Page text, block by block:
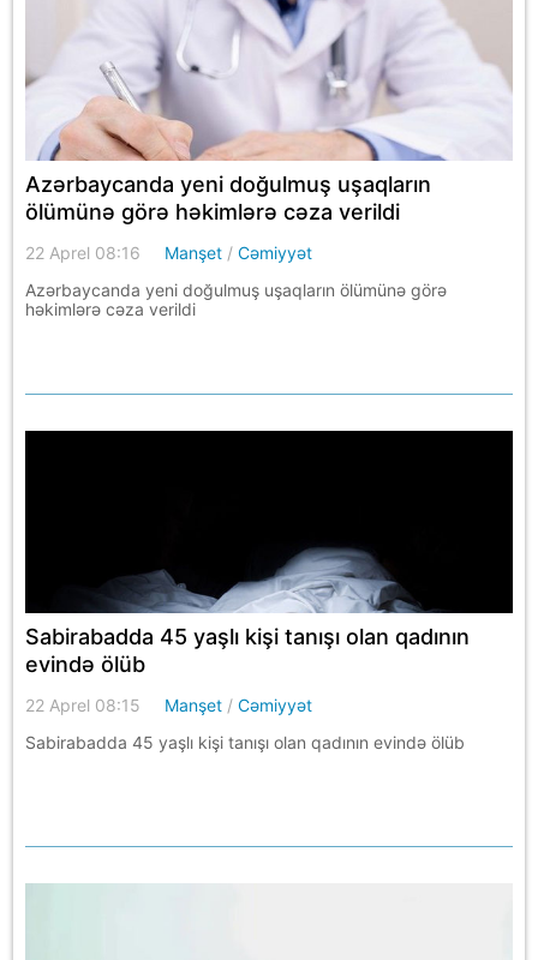
Azərbaycanda yeni doğulmuş uşaqların
ölümünə görə həkimlərə cəza verildi
22 Aprel 08:16 Manşet /Cəmiyyət
Azərbaycanda yeni doğulmuş uşaqların ölümünə görə
həkimlərə cəza verildi
Sabirabadda 45 yaşlı kişi tanışı olan qadının
evində ölüb
22 Aprel 08:15 Manşet /Cəmiyyət
Sabirabadda 45 yaşlı kişi tanışı olan qadının evində ölüb